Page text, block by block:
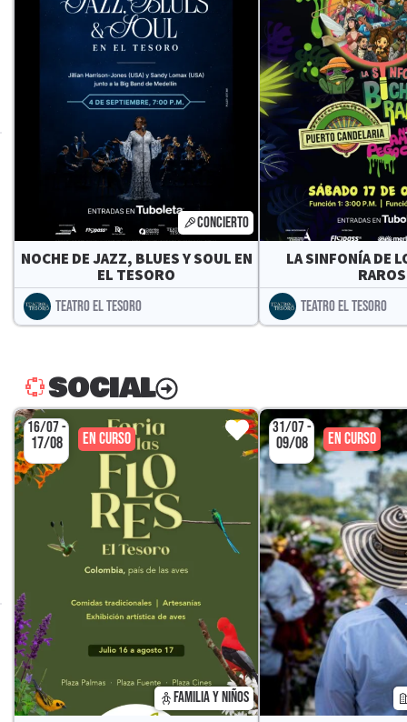
NOCHE DE JAZZ, BLUES Y SOUL EN
EL TESORO
TEATRO EL TESORO
CONCIERTO
LA SINFONÍA DE
RAROS
TEATRO EL TESORO
SOCIAL
16/07 -
17/08 EN CURSO
FAMILIA Y NIÑOS
31/07 -
09/08 EN CURSO